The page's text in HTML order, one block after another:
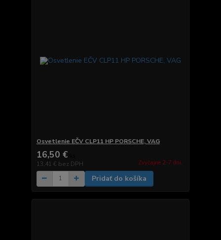
Osvetlenie EČV CLP11 HP PORSCHE, VAG
16,50 €
13,41 € bez DPH Zvyčajne 2-7 dni.
Pridať do košíka